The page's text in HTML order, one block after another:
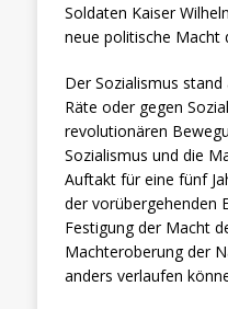
Soldaten Kaiser
neue politische Macht
Der Sozialismus
Räte oder gegen
revolutionären
Sozialismus und die
Auftakt für eine fünf
der vorübergehenden
Festigung der Macht
Machteroberung der
anders verlaufen